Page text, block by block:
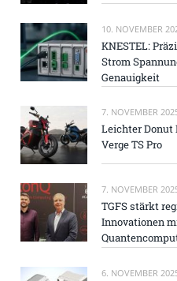
10. NOVEMBER
KNESTEL:
Strom
Genauigkeit
7. NOVEMBER
Leichter Donut
Verge TS Pro
7. NOVEMBER
TGFS stärkt
Innovationen
6. NOVEMBER